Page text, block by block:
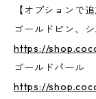
【オプションで
ゴールドピン、
https://
ゴールドパール
https://